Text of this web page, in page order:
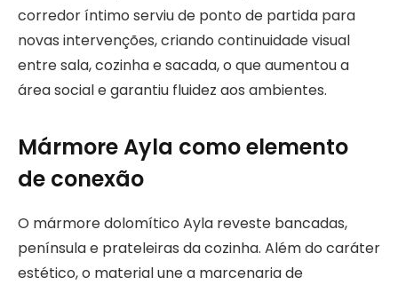
corredor íntimo serviu de ponto de partida para
novas intervenções, criando continuidade visual
entre sala, cozinha e sacada, o que aumentou a
área social e garantiu fluidez aos ambientes.
Mármore Ayla como elemento
de conexão
O mármore dolomítico Ayla reveste bancadas,
península e prateleiras da cozinha. Além do caráter
estético, o material une a marcenaria de